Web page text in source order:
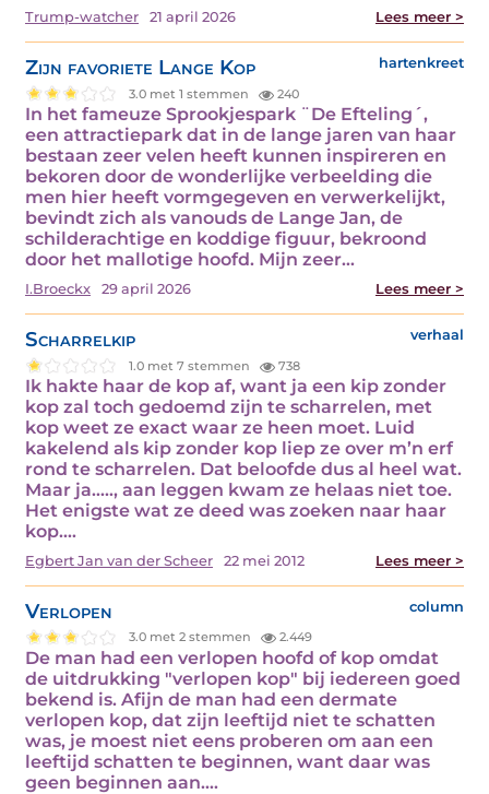
Trump-watcher 21 april 2026 Lees meer >
Zijn favoriete Lange Kop hartenkreet
3.0 met 1 stemmen 240
In het fameuze Sprookjespark ¨De Efteling´,
een attractiepark dat in de lange jaren van haar
bestaan zeer velen heeft kunnen inspireren en
bekoren door de wonderlijke verbeelding die
men hier heeft vormgegeven en verwerkelijkt,
bevindt zich als vanouds de Lange Jan, de
schilderachtige en koddige figuur, bekroond
door het mallotige hoofd. Mijn zeer…
I.Broeckx 29 april 2026 Lees meer >
Scharrelkip verhaal
1.0 met 7 stemmen 738
Ik hakte haar de kop af, want ja een kip zonder
kop zal toch gedoemd zijn te scharrelen, met
kop weet ze exact waar ze heen moet. Luid
kakelend als kip zonder kop liep ze over m’n erf
rond te scharrelen. Dat beloofde dus al heel wat.
Maar ja….., aan leggen kwam ze helaas niet toe.
Het enigste wat ze deed was zoeken naar haar
kop.…
Egbert Jan van der Scheer 22 mei 2012 Lees meer >
Verlopen column
3.0 met 2 stemmen 2.449
De man had een verlopen hoofd of kop omdat
de uitdrukking "verlopen kop" bij iedereen goed
bekend is. Afijn de man had een dermate
verlopen kop, dat zijn leeftijd niet te schatten
was, je moest niet eens proberen om aan een
leeftijd schatten te beginnen, want daar was
geen beginnen aan.…